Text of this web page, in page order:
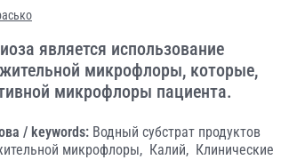
является использование
микрофлоры, которые,
микрофлоры пациента.
/ keywords: Водный субстрат продуктов
микрофлоры, Калий, Клинические